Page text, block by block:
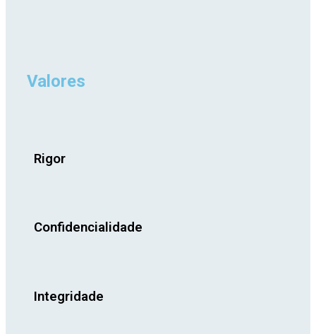
Valores
Rigor
Confidencialidade
Integridade